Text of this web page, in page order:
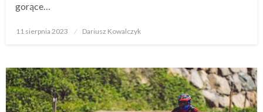
gorące…
Opublikowane
11 sierpnia 2023 Dariusz Kowalczyk